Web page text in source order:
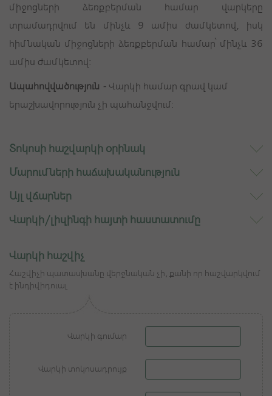
միջոցների ձեռքբերման համար վարկերը
տրամադրվում են մինչև 9 ամիս ժամկետով, իսկ
հիմնական միջոցների ձեռքբերման համար՝ մինչև 36
ամիս ժամկետով:
Ապահովվածություն - Վարկի համար գրավ կամ
երաշխավորություն չի պահանջվում:
Տոկոսի հաշվարկի օրինակ
Մարումների հաճախականություն
Այլ վճարներ
Վարկի/լիզինգի հայտի հաստատումը
Վարկի հաշվիչ
Հաշվիչի պատասխանը վերջնական չի, քանի որ հաշվարկվում
է ինդիվիդուալ
Վարկի գումար
Վարկի տոկոսադրույք